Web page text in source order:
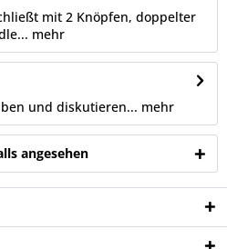
mit 2 Knöpfen, doppelter
mehr
und diskutieren... mehr
angesehen